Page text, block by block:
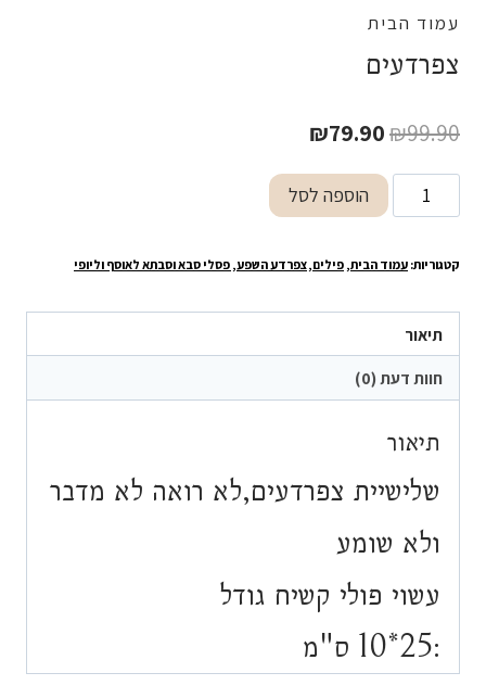
עמוד הבית
צפרדעים
₪99.90
המחיר
המקורי
היה:
₪79.90
הנוכחי
הוא:
כמות
של
הוספה לסל
קטגוריות: עמוד הבית, פילים,צפרדע השפע, פסלי סבא וסבתא לאוסף וליופי
תיאור
חוות דעת (0)
תיאור
שלישיית צפרדעים,לא רואה לא מדבר
ולא שומע
עשוי פולי קשיח גודל
:25*10 ס"מ